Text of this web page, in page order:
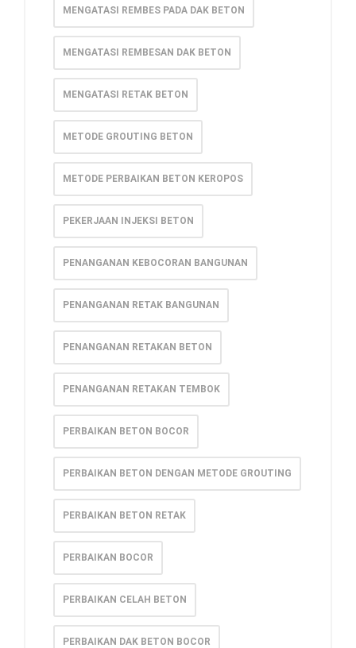
MENGATASI REMBES PADA DAK BETON
MENGATASI REMBESAN DAK BETON
MENGATASI RETAK BETON
METODE GROUTING BETON
METODE PERBAIKAN BETON KEROPOS
PEKERJAAN INJEKSI BETON
PENANGANAN KEBOCORAN BANGUNAN
PENANGANAN RETAK BANGUNAN
PENANGANAN RETAKAN BETON
PENANGANAN RETAKAN TEMBOK
PERBAIKAN BETON BOCOR
PERBAIKAN BETON DENGAN METODE GROUTING
PERBAIKAN BETON RETAK
PERBAIKAN BOCOR
PERBAIKAN CELAH BETON
PERBAIKAN DAK BETON BOCOR